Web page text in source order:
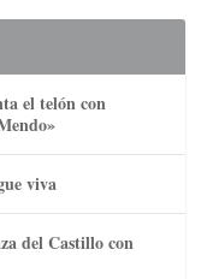
el telón con
viva
del Castillo con